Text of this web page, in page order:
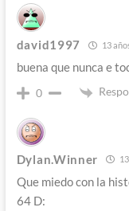
david1997 13
buena que nunca e
0
Dylan.Winner
Que miedo con la
64 D: